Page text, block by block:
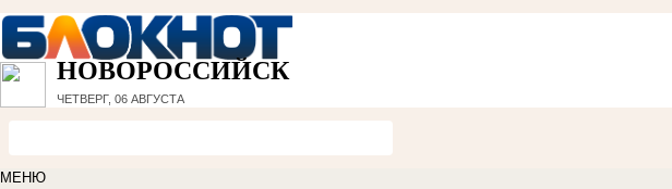
НОВОРОССИЙСК
ЧЕТВЕРГ, 06 АВГУСТА
МЕНЮ